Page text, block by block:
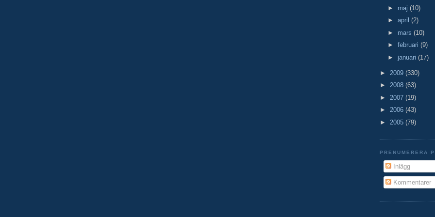
► maj (10)
► april (2)
► mars (10)
► februari (9)
► januari (17)
► 2009 (330)
► 2008 (63)
► 2007 (19)
► 2006 (43)
► 2005 (79)
PRENUMERERA
Inlägg
Kommentarer